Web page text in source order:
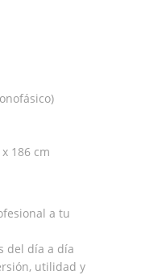
186 cm
a tu
del día a día
utilidad y